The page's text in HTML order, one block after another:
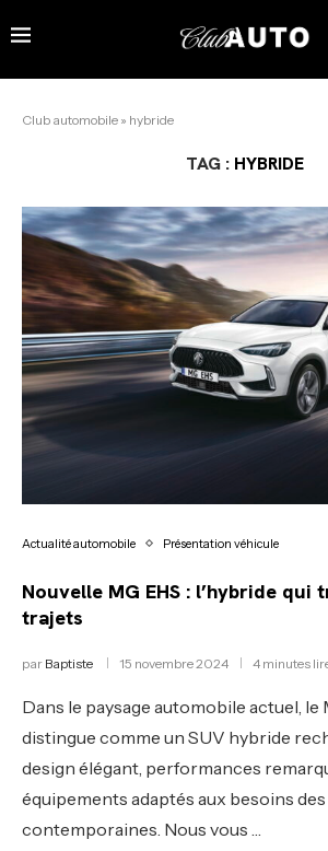
Club automobile » hybride
TAG : HYBRIDE
Actualité automobile Présentation véhicule
Nouvelle MG EHS : l’hybride qui
trajets
par Baptiste 15 novembre 2024 4 minutes
Dans le paysage automobile actuel, le
distingue comme un SUV hybride
design élégant, performances
équipements adaptés aux besoins
contemporaines. Nous vous …